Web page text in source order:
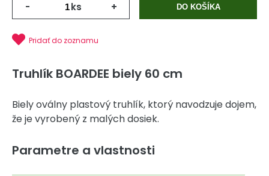
- ks + DO KOŠÍKA
Pridať do zoznamu
Truhlík BOARDEE biely 60 cm
Biely oválny plastový truhlík, ktorý navodzuje dojem,
že je vyrobený z malých dosiek.
Parametre a vlastnosti